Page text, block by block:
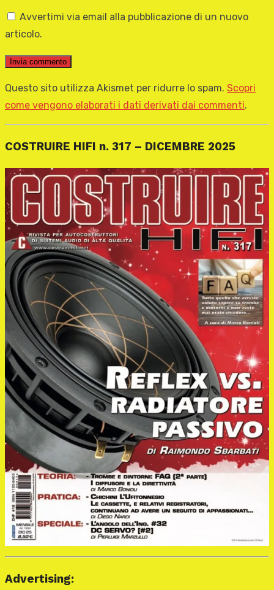
Avvertimi via email alla pubblicazione di un nuovo
articolo.
Questo sito utilizza Akismet per ridurre lo spam. Scopri
come vengono elaborati i dati derivati dai commenti.
COSTRUIRE HIFI n. 317 – DICEMBRE 2025
Advertising: